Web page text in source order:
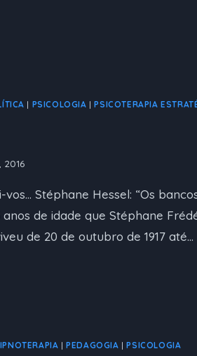
| PSICOLOGIA |PSICOTERAPIA
2016
Stéphane Hessel: “Os
de idade que Stéphane
de 20 de outubro de 1917 até…
|PEDAGOGIA |PSICOLOGIA